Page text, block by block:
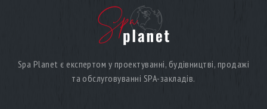
Spa Planet є експертом у проектуванні, будівництві, продажі
та обслуговуванні SPA-закладів.